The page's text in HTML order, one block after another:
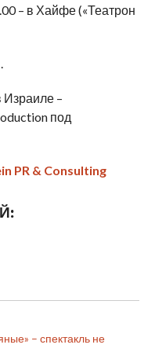
– в Хайфе («Театрон
.
Израиле –
под
PR & Consulting
– спектакль не